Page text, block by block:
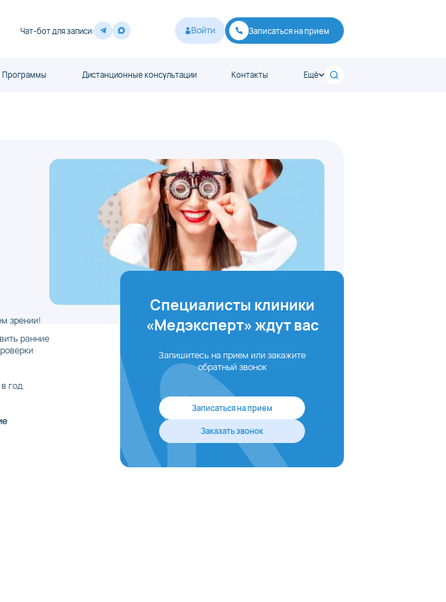
Чат-бот для записи: Войти Записаться на прием
Программы Дистанционные консультации Контакты Ещё
зрении!
ранние
год.
Специалисты клиники
«Медэксперт» ждут вас
Запишитесь на прием или закажите
обратный звонок
Записаться на прием
Заказать звонок